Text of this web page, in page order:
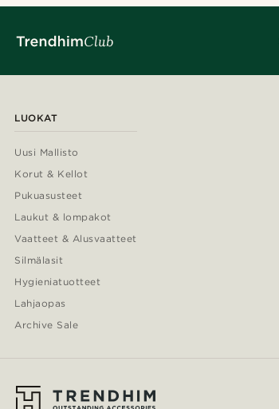
LUOKAT
Uusi Mallisto
Korut & Kellot
Pukuasusteet
Laukut & lompakot
Vaatteet & Alusvaatteet
Silmälasit
Hygieniatuotteet
Lahjaopas
Archive Sale